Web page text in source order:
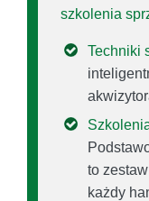
szkolenia
Techniki
to
każdy